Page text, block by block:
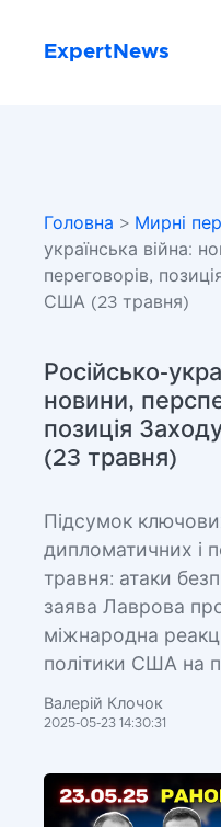
ExpertNews
Головна > Мирні
українська війна:
переговорів,
США (23 травня)
Російсько-
новини,
позиція
(23 травня)
Підсумок
дипломатичних і
травня: атаки
заява Лаврова
міжнародна
політики США на
Валерій Клочок
2025-05-23 14:30:31